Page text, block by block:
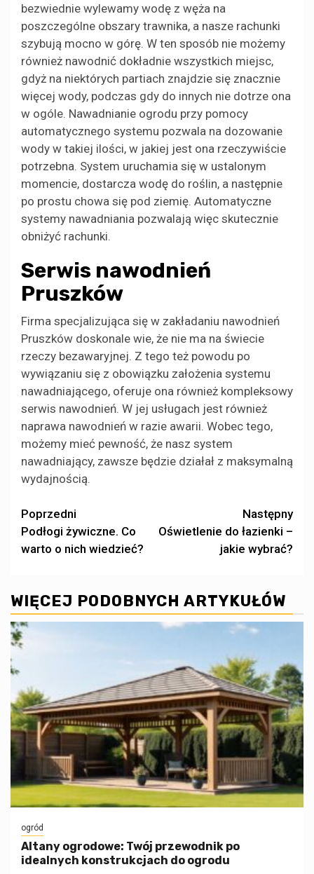
bezwiednie wylewamy wodę z węża na
poszczególne obszary trawnika, a nasze rachunki
szybują mocno w górę. W ten sposób nie możemy
również nawodnić dokładnie wszystkich miejsc,
gdyż na niektórych partiach znajdzie się znacznie
więcej wody, podczas gdy do innych nie dotrze ona
w ogóle. Nawadnianie ogrodu przy pomocy
automatycznego systemu pozwala na dozowanie
wody w takiej ilości, w jakiej jest ona rzeczywiście
potrzebna. System uruchamia się w ustalonym
momencie, dostarcza wodę do roślin, a następnie
po prostu chowa się pod ziemię. Automatyczne
systemy nawadniania pozwalają więc skutecznie
obniżyć rachunki.
Serwis nawodnień
Pruszków
Firma specjalizująca się w zakładaniu nawodnień
Pruszków doskonale wie, że nie ma na świecie
rzeczy bezawaryjnej. Z tego też powodu po
wywiązaniu się z obowiązku założenia systemu
nawadniającego, oferuje ona również kompleksowy
serwis nawodnień. W jej usługach jest również
naprawa nawodnień w razie awarii. Wobec tego,
możemy mieć pewność, że nasz system
nawadniający, zawsze będzie działał z maksymalną
wydajnością.
Zobacz
wpisy
Poprzedni
Podłogi żywiczne. Co
warto o nich wiedzieć?
Następny
Oświetlenie do łazienki –
jakie wybrać?
WIĘCEJ PODOBNYCH ARTYKUŁÓW
ogród
Altany ogrodowe: Twój przewodnik po
idealnych konstrukcjach do ogrodu